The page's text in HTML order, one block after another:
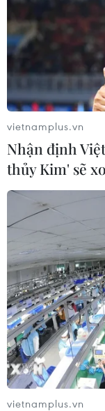
vietnamplus.vn
Nhận định
thủy Kim' sẽ
vietnamplus.vn